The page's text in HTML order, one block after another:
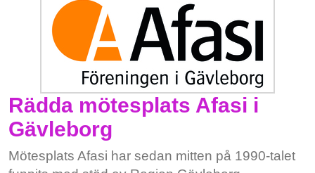
Rädda mötesplats Afasi i
Gävleborg
Mötesplats Afasi har sedan mitten på 1990-talet